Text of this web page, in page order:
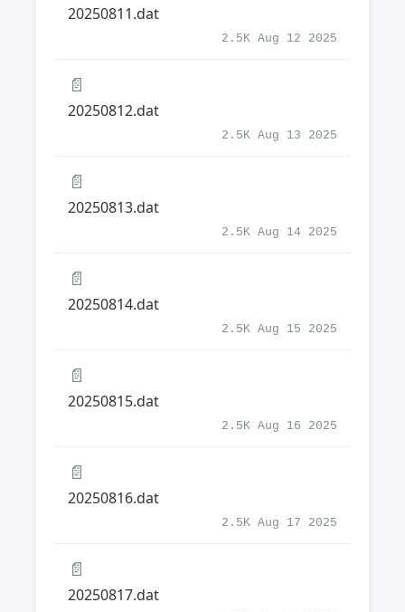
20250811.dat
2.5K Aug 12 2025
📄
20250812.dat
2.5K Aug 13 2025
📄
20250813.dat
2.5K Aug 14 2025
📄
20250814.dat
2.5K Aug 15 2025
📄
20250815.dat
2.5K Aug 16 2025
📄
20250816.dat
2.5K Aug 17 2025
📄
20250817.dat